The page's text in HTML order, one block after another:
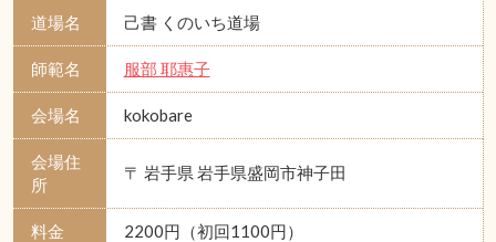
道場名 己書 くのいち道場
師範名 服部 耶惠子
会場名 kokobare
会場住
所
〒 岩手県 岩手県盛岡市神子田
料金 2200円（初回1100円）